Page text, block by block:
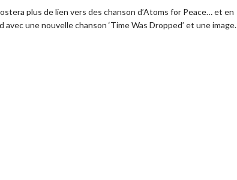
plus de lien vers des chanson d’Atoms for Peace… et en
une nouvelle chanson ‘Time Was Dropped’ et une image.